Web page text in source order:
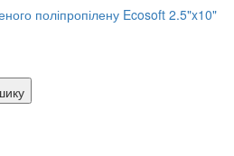
поліпропілену Ecosoft 2.5"x10"